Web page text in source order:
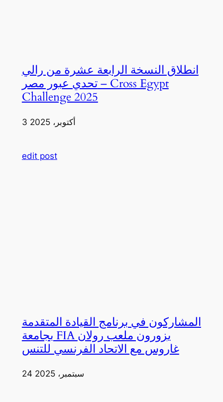
انطلاق النسخة الرابعة عشرة من رالي
تحدي عبور مصر – Cross Egypt
Challenge 2025
3 أكتوبر، 2025
edit post
المشاركون في برنامج القيادة المتقدمة
بجامعة FIA يزورون ملعب رولان
غاروس مع الاتحاد الفرنسي للتنس
24 سبتمبر، 2025